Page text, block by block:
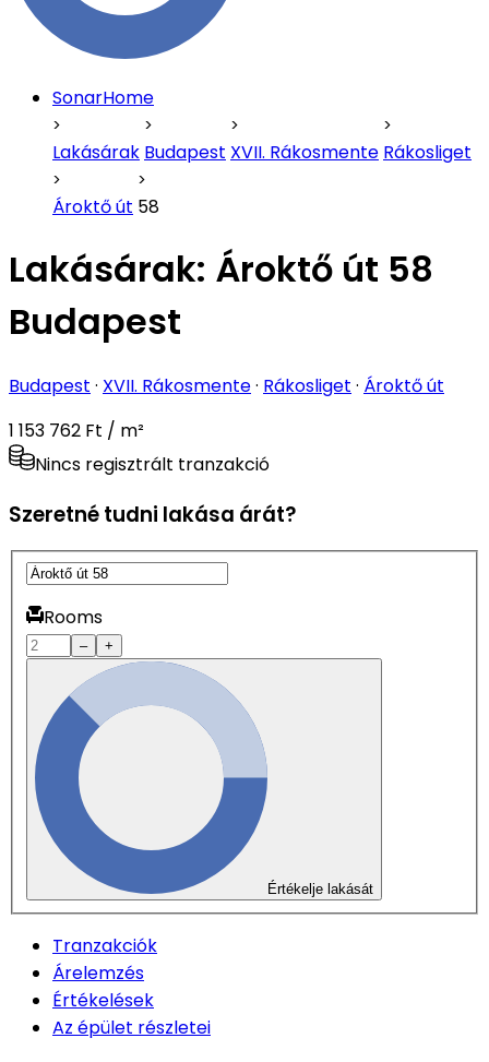
SonarHome
Lakásárak Budapest XVII. Rákosmente Rákosliget
Ároktő út 58
Lakásárak: Ároktő út 58
Budapest
Budapest · XVII. Rákosmente· Rákosliget · Ároktő út
1 153 762 Ft / m²
Nincs regisztrált tranzakció
Szeretné tudni lakása árát?
Rooms
– +
Értékelje lakását
Tranzakciók
Árelemzés
Értékelések
Az épület részletei